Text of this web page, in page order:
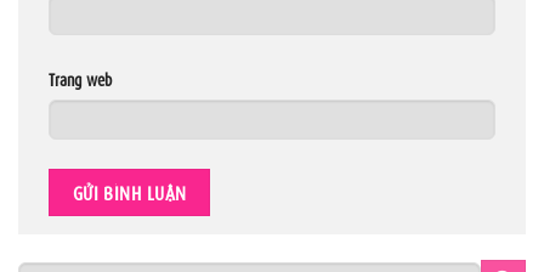
Trang web